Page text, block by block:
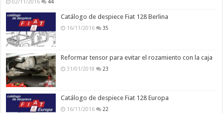
02/11/2016 44
Catálogo de despiece Fiat 128 Berlina
16/11/2016 35
Reformar tensor para evitar el rozamiento con la caja
31/01/2018 23
Catálogo de despiece Fiat 128 Europa
16/11/2016 22